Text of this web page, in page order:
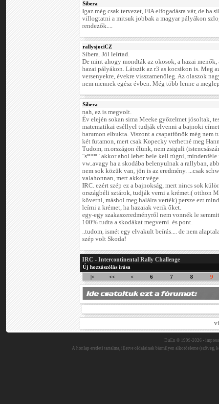
Sibera
Igaz még csak tervezet, FIA elfogadásra vár, de ha
villogtatni a mitsuk jobbak a magyar pályákon
rendezők....
rallysjociCZ
Sibera. Jól leírtad.
De mint ahogy mondták az okosok, a hazai
hazai pályákon. Látszik az r3 as kocsikon is. Meg
versenyekre, évekre visszamenőleg. Az olaszok
nem mennek egész évben. Még több lenne a
Sibera
nah, ez is megvolt.
Év elején sokan sima Meeke győzelmet jósoltak,
matematikai eséllyel tudják elvenni a bajnoki
barumon elbukta. Viszont a csapatfőnök még nem
két futamon, mert csak Kopecky verhetné meg
Tudom, m.országon élünk, nem zsiguli
"s***" akkor ahol lehet bele kell rúgni, mindenféle
vw..avagy ha a skodába belenyulnak a rallyban,
nem sok közük van, jön is az eredmény. ...csak
valahonnan, mert akkor vége.
IRC. ezért szép ez a bajnokság, mert nincs sok
országbéli sztárok, tudják verni a krémet.( otthon
követni, máshol meg halálra verték) persze ezt
leírni a krémet, ha hazaiak verik őket.
egy-egy szakaszeredményről nem vonnék le
100% tudta a skodákat megverni. és pont.
..tudom, ismét egy elvakult beírás.... de nem
szép volt Skoda!
IRC - Intercontinental Rally Challenge
Új hozzászólás írása
|<
<< < 6 7 8 9
DuEn © 1999-2026 •
A honlap eredeti tartalma, illetve oldalainak bármilyen alkotóeleme (szöveg,